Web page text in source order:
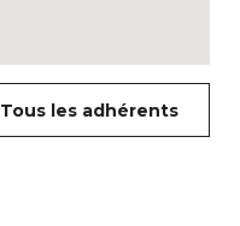
Tous les adhérents